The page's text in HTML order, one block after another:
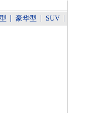
豪华型 SUV